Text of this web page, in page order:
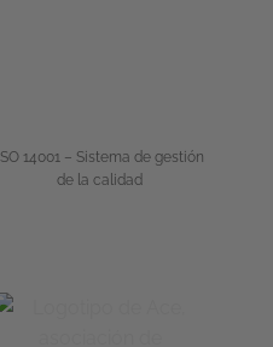
ISO 14001 – Sistema de gestión
de la calidad